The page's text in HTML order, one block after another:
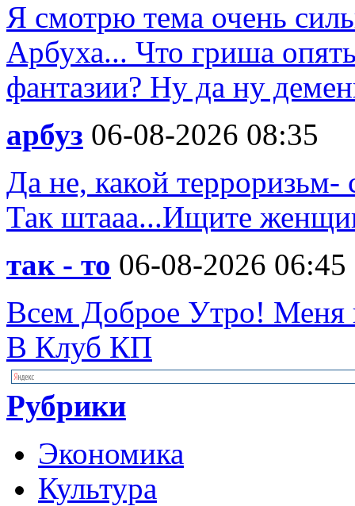
Я смотрю тема очень
Арбуха... Что гриша
фантазии? Ну да ну
арбуз 06-08-2026 08:35
Да не, какой терроризьм-
Так штааа...Ищите
так - то 06-08-2026 06:45
Всем Доброе Утро! Меня
В Клуб КП
Рубрики
Экономика
Культура